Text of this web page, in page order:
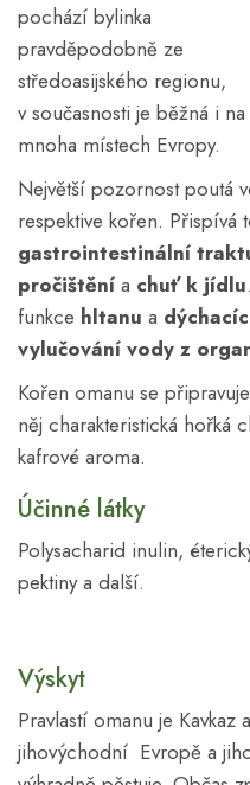
pochází bylinka
pravděpodobně ze
středoasijského regionu,
v současnosti je běžná i na
mnoha místech Evropy.
Největší pozornost poutá
respektive kořen. Přispívá
gastrointestinální
pročištění a chuť k jídlu
funkce hltanu a
vylučování vody z
Kořen omanu se
něj charakteristická hořká
kafrové aroma.
Účinné látky
Polysacharid inulin,
pektiny a další.
Výskyt
Pravlastí omanu je
jihovýchodní Evropě a